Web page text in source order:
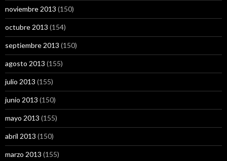
noviembre 2013 (150)
octubre 2013 (154)
septiembre 2013 (150)
agosto 2013 (155)
julio 2013 (155)
junio 2013 (150)
mayo 2013 (155)
abril 2013 (150)
marzo 2013 (155)